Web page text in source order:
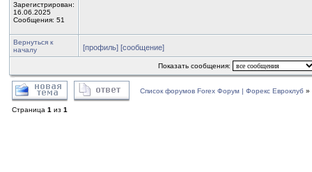
Зарегистрирован:
16.06.2025
Сообщения: 51
Вернуться к
началу
[профиль] [сообщение]
Показать сообщения:
Список форумов Forex Форум | Форекс Евроклуб »
Страница 1 из 1